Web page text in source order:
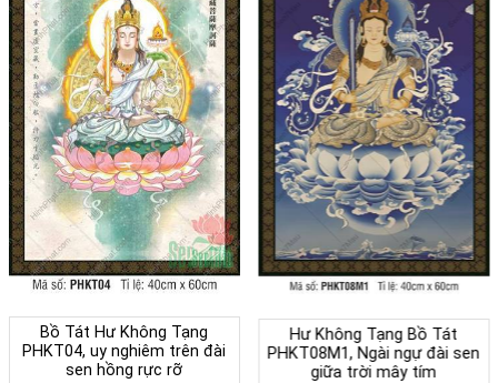
Bồ Tát Hư Không Tạng
PHKT04, uy nghiêm trên đài
sen hồng rực rỡ
Hư Không Tạng Bồ Tát
PHKT08M1, Ngài ngự đài sen
giữa trời mây tím